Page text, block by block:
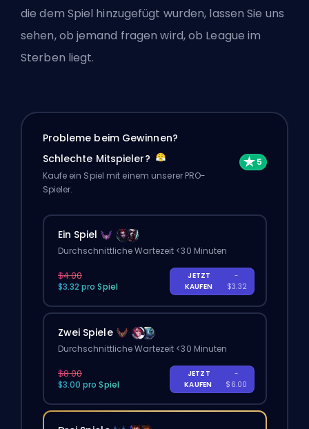
die dem Spiel hinzugefügt wurden, lassen Sie uns
sehen, ob jemand fragen wird, ob League im
Sterben liegt.
Probleme beim Gewinnen?
Schlechte Mitspieler?
Kaufe ein Spiel mit einem unserer PRO-
Spieler.
Ein Spiel
Durchschnittliche Wartezeit <30 Minuten
$4.00
$3.32 pro Spiel
JETZT
KAUFEN
-
$3.32
Zwei Spiele
Durchschnittliche Wartezeit <30 Minuten
$8.00
$3.00 pro Spiel
JETZT
KAUFEN
-
$6.00